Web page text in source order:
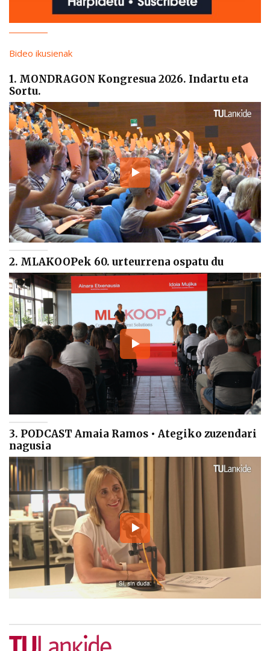
Bideo ikusienak
1. MONDRAGON Kongresua 2026. Indartu eta
Sortu.
2. MLAKOOPek 60. urteurrena ospatu du
3. PODCAST Amaia Ramos • Ategiko zuzendari
nagusia